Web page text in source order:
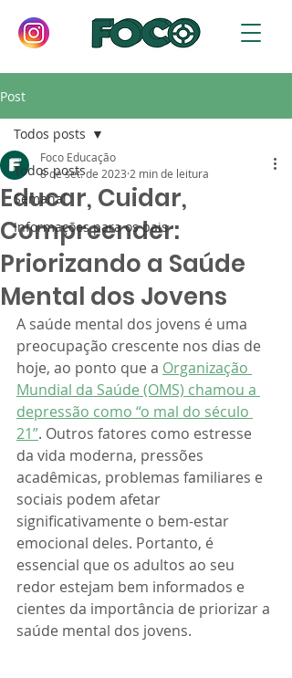
Post
Todos posts
Semanal
Informações para os pais
Todos posts
Educar, Cuidar,
Compreender:
Priorizando a Saúde
Mental dos Jovens
Foco Educação
8 de set. de 2023 2 min de leitura
A saúde mental dos jovens é uma
preocupação crescente nos dias de
hoje, ao ponto que a Organização
Mundial da Saúde (OMS) chamou a
depressão como “o mal do século
21”. Outros fatores como estresse
da vida moderna, pressões
acadêmicas, problemas familiares e
sociais podem afetar
significativamente o bem-estar
emocional deles. Portanto, é
essencial que os adultos ao seu
redor estejam bem informados e
cientes da importância de priorizar a
saúde mental dos jovens.